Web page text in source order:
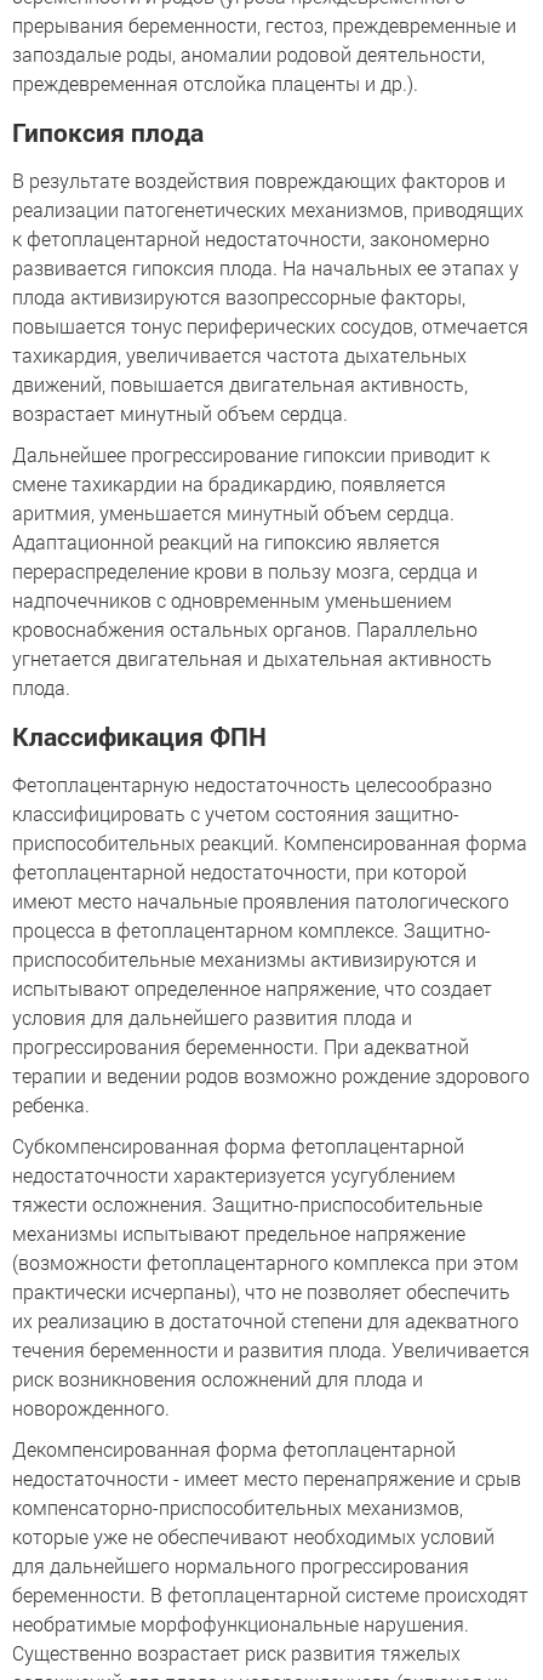
прерывания беременности, гестоз, преждевременные и
запоздалые роды, аномалии родовой деятельности,
преждевременная отслойка плаценты и др.).
Гипоксия плода
В результате воздействия повреждающих факторов и
реализации патогенетических механизмов, приводящих
к фетоплацентарной недостаточности, закономерно
развивается гипоксия плода. На начальных ее этапах у
плода активизируются вазопрессорные факторы,
повышается тонус периферических сосудов, отмечается
тахикардия, увеличивается частота дыхательных
движений, повышается двигательная активность,
возрастает минутный объем сердца.
Дальнейшее прогрессирование гипоксии приводит к
смене тахикардии на брадикардию, появляется
аритмия, уменьшается минутный объем сердца.
Адаптационной реакций на гипоксию является
перераспределение крови в пользу мозга, сердца и
надпочечников с одновременным уменьшением
кровоснабжения остальных органов. Параллельно
угнетается двигательная и дыхательная активность
плода.
Классификация ФПН
Фетоплацентарную недостаточность целесообразно
классифицировать с учетом состояния защитно-
приспособительных реакций. Компенсированная форма
фетоплацентарной недостаточности, при которой
имеют место начальные проявления патологического
процесса в фетоплацентарном комплексе. Защитно-
приспособительные механизмы активизируются и
испытывают определенное напряжение, что создает
условия для дальнейшего развития плода и
прогрессирования беременности. При адекватной
терапии и ведении родов возможно рождение здорового
ребенка.
Субкомпенсированная форма фетоплацентарной
недостаточности характеризуется усугублением
тяжести осложнения. Защитно-приспособительные
механизмы испытывают предельное напряжение
(возможности фетоплацентарного комплекса при этом
практически исчерпаны), что не позволяет обеспечить
их реализацию в достаточной степени для адекватного
течения беременности и развития плода. Увеличивается
риск возникновения осложнений для плода и
новорожденного.
Декомпенсированная форма фетоплацентарной
недостаточности - имеет место перенапряжение и срыв
компенсаторно-приспособительных механизмов,
которые уже не обеспечивают необходимых условий
для дальнейшего нормального прогрессирования
беременности. В фетоплацентарной системе происходят
необратимые морфофункциональные нарушения.
Существенно возрастает риск развития тяжелых